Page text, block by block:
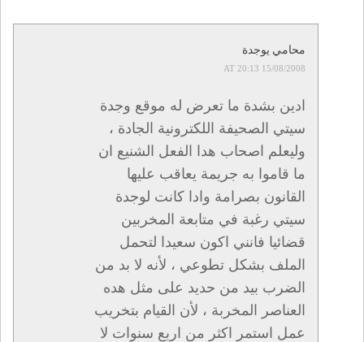
محامي يوجدة
15/08/2008 AT 20:13
ادين بشدة ما تعرض له موقع وجدة
سيتي الصحيفة اللكترونية الجادة ،
وليعلم اصحاب هدا الفعل الشنيع ان
ما قاموا به جريمة يعاقب عليها
القانون بصرامة وادا كانت لوجدة
سيتي رغبة في متابعة المخربين
قضائيا فانني اكون سعيدا لتحمل
الملف بشكل تطوعي ، لأنه لا بد من
الضرب بيد من حديد على مثل هده
العناصر المخربة ، لأن القيام بتخريب
عمل استمر اكثر من اربع سنوات لا